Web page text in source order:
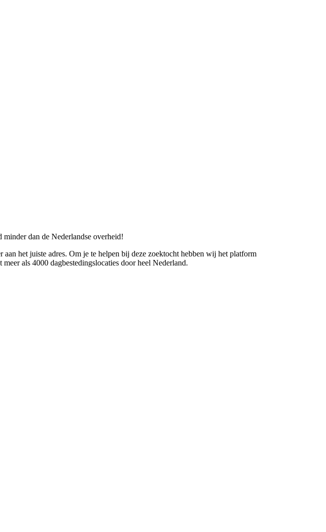
dan de Nederlandse overheid!
het juiste adres. Om je te helpen bij deze zoektocht hebben wij het platform
als 4000 dagbestedingslocaties door heel Nederland.